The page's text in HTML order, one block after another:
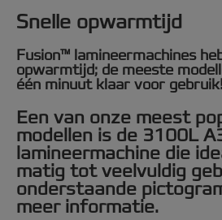
Snelle opwarmtijd
Fusion™ lamineermachines
opwarmtijd; de meeste
één minuut klaar voor gebruik!
Een van onze meest
modellen is de 3100L
lamineermachine die
matig tot veelvuldig
onderstaande
meer informatie.